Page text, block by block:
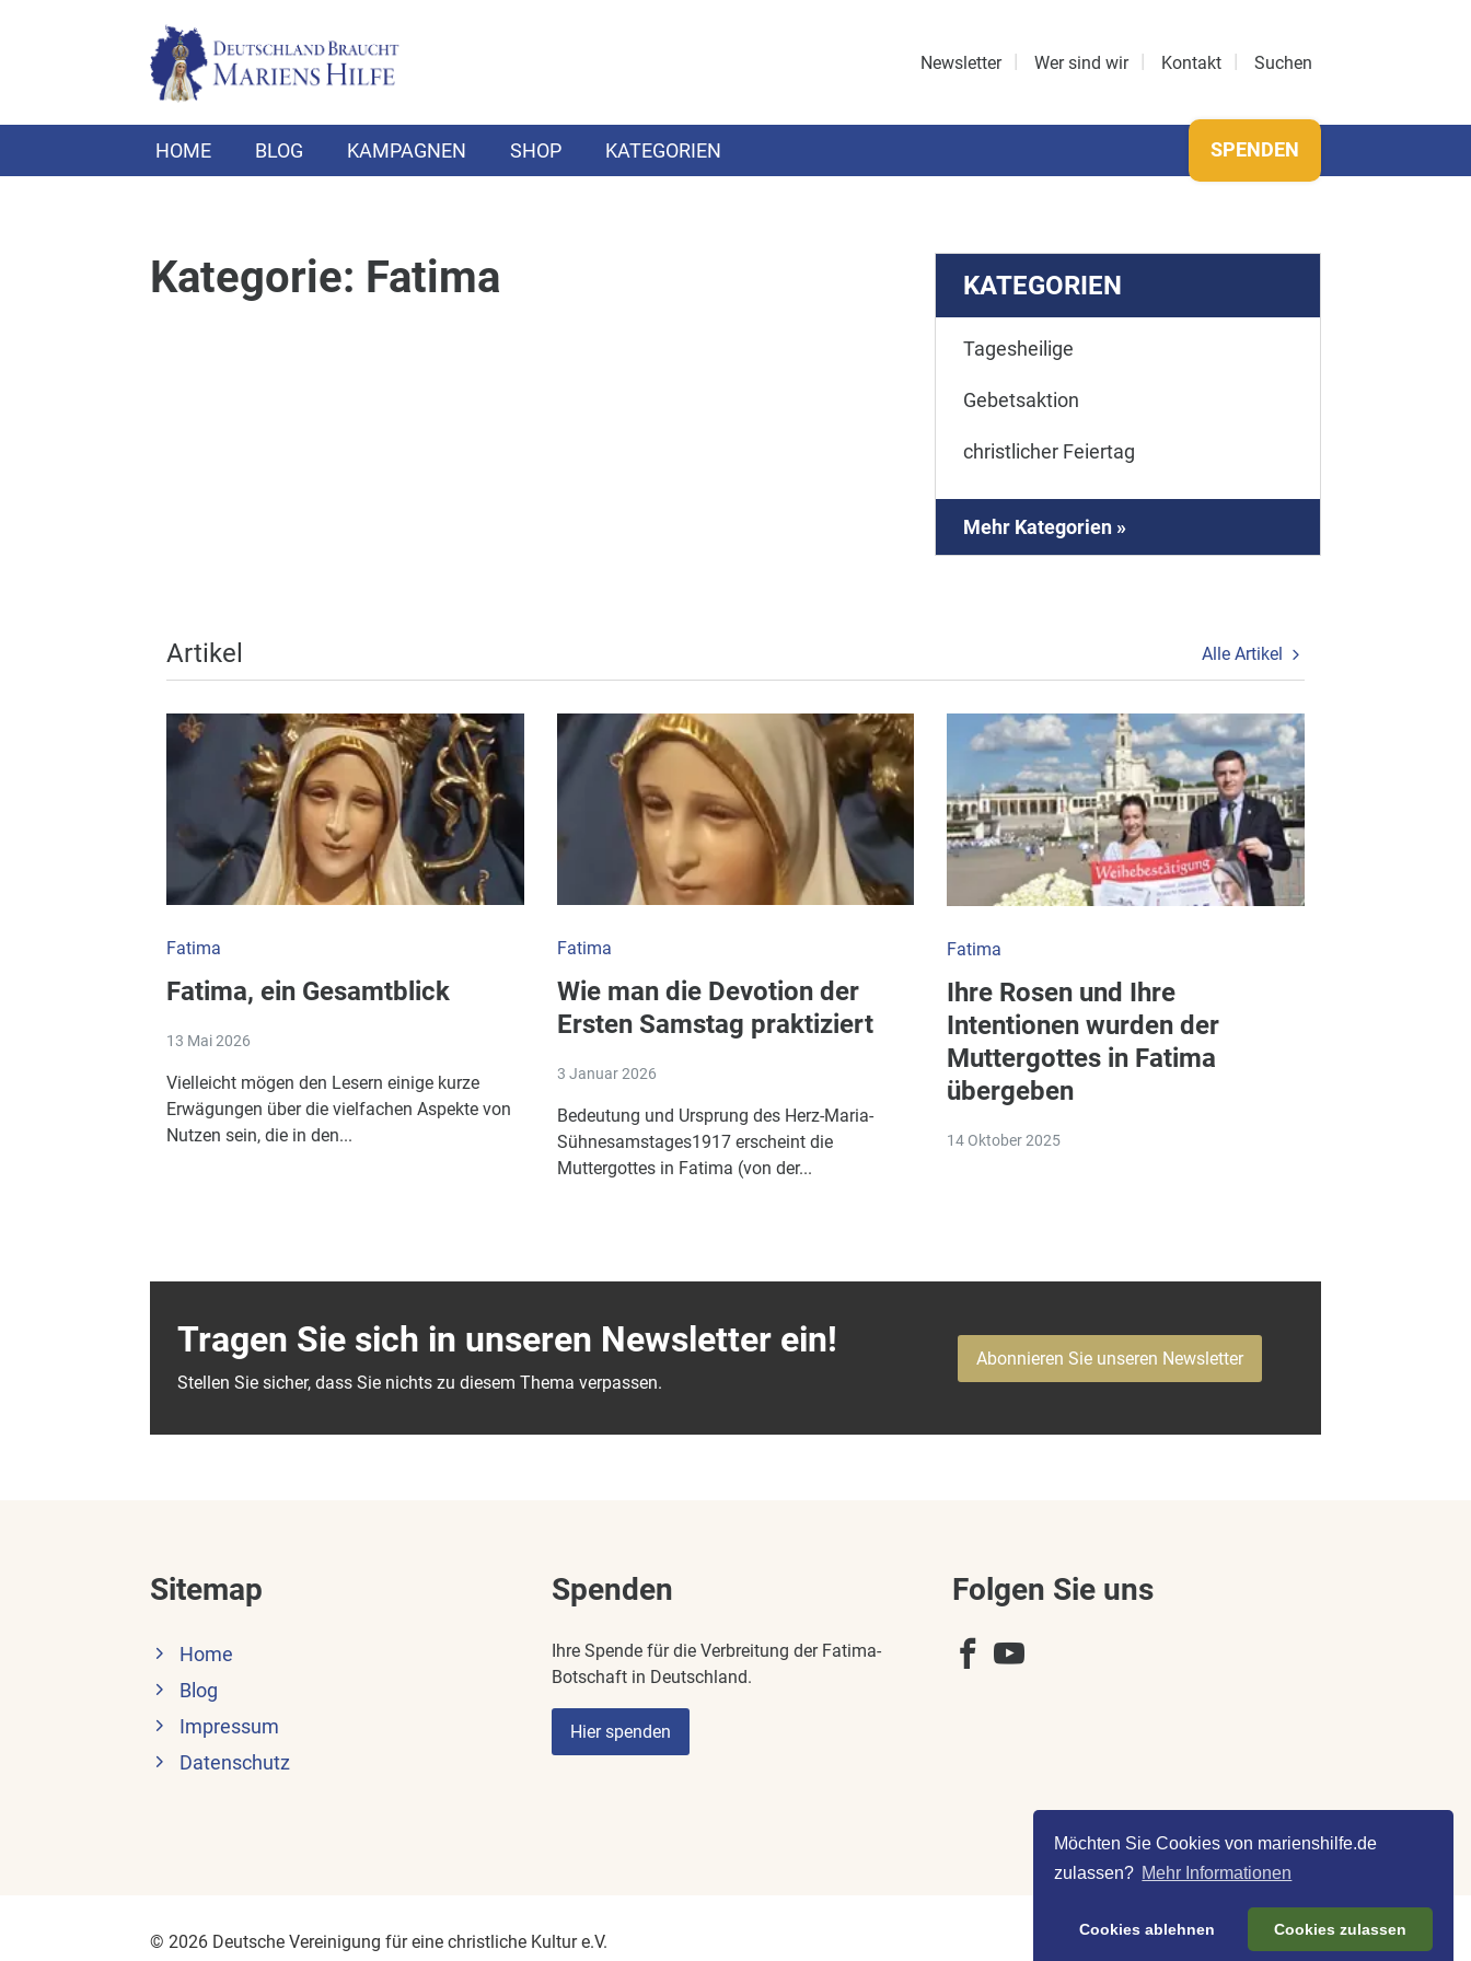
Möchten Sie Cookies von marienshilfe.de
zulassen? Mehr Informationen
Cookies ablehnen Cookies zulassen
Newsletter Wer sind wir Kontakt Suchen
HOME BLOG KAMPAGNEN SHOP KATEGORIEN SPENDEN
Kategorie: Fatima KATEGORIEN
Tagesheilige
Gebetsaktion
christlicher Feiertag
Mehr Kategorien »
Artikel Alle Artikel
Fatima
Fatima, ein Gesamtblick
13 Mai 2026
Vielleicht mögen den Lesern einige kurze
Erwägungen über die vielfachen Aspekte von
Nutzen sein, die in den...
Fatima
Wie man die Devotion der
Ersten Samstag praktiziert
3 Januar 2026
Bedeutung und Ursprung des Herz-Maria-
Sühnesamstages1917 erscheint die
Muttergottes in Fatima (von der...
Fatima
Ihre Rosen und Ihre
Intentionen wurden der
Muttergottes in Fatima
übergeben
14 Oktober 2025
Tragen Sie sich in unseren Newsletter ein!
Stellen Sie sicher, dass Sie nichts zu diesem Thema verpassen.
Abonnieren Sie unseren Newsletter
Sitemap
Home
Blog
Impressum
Datenschutz
Spenden
Ihre Spende für die Verbreitung der Fatima-
Botschaft in Deutschland.
Hier spenden
Folgen Sie uns
© 2026 Deutsche Vereinigung für eine christliche Kultur e.V.